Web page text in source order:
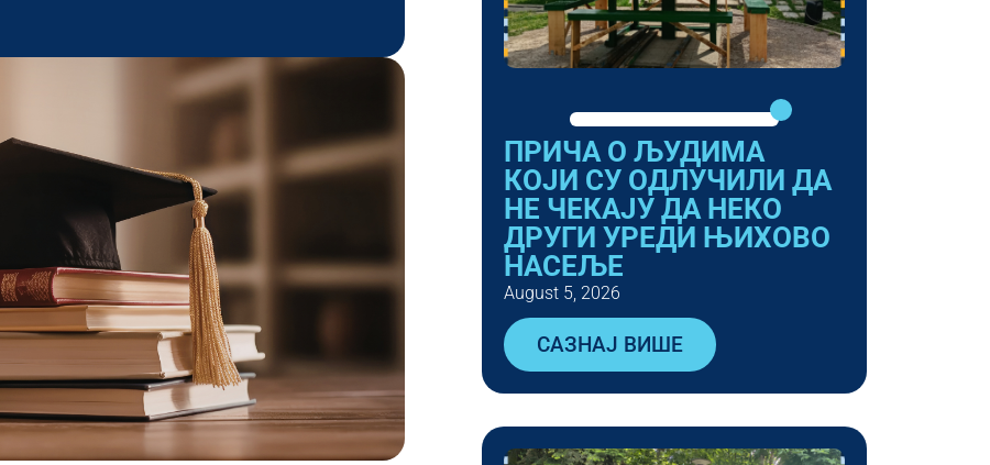
ПРИЧА О ЉУДИМА
КОЈИ СУ ОДЛУЧИЛИ ДА
НЕ ЧЕКАЈУ ДА НЕКО
ДРУГИ УРЕДИ ЊИХОВО
НАСЕЉЕ
August 5, 2026
САЗНАЈ ВИШЕ